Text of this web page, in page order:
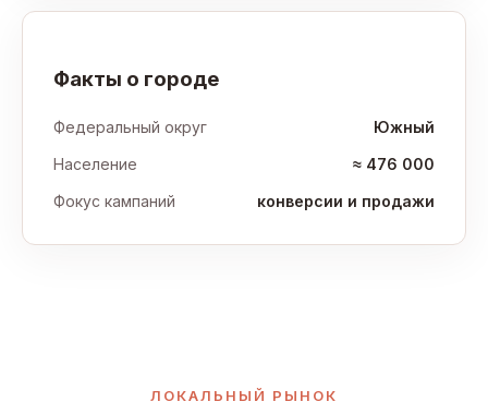
Факты о городе
Федеральный округ
Южный
Население
≈ 476 000
Фокус кампаний
конверсии и продажи
ЛОКАЛЬНЫЙ РЫНОК